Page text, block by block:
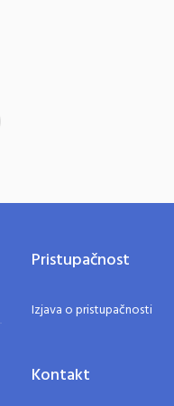
Pristupačnost
Izjava o pristupačnosti
Kontakt